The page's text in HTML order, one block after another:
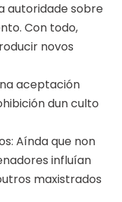
autoridade sobre
Con todo,
novos
aceptación
dun culto
Aínda que non
influían
maxistrados